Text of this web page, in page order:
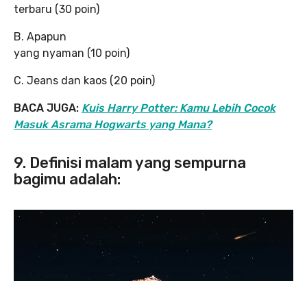
terbaru (30 poin)
B. Apapun
yang nyaman (10 poin)
C. Jeans dan kaos (20 poin)
BACA JUGA: Kuis Harry Potter: Kamu Lebih Cocok
Masuk Asrama Hogwarts yang Mana?
9. Definisi malam yang sempurna
bagimu adalah: